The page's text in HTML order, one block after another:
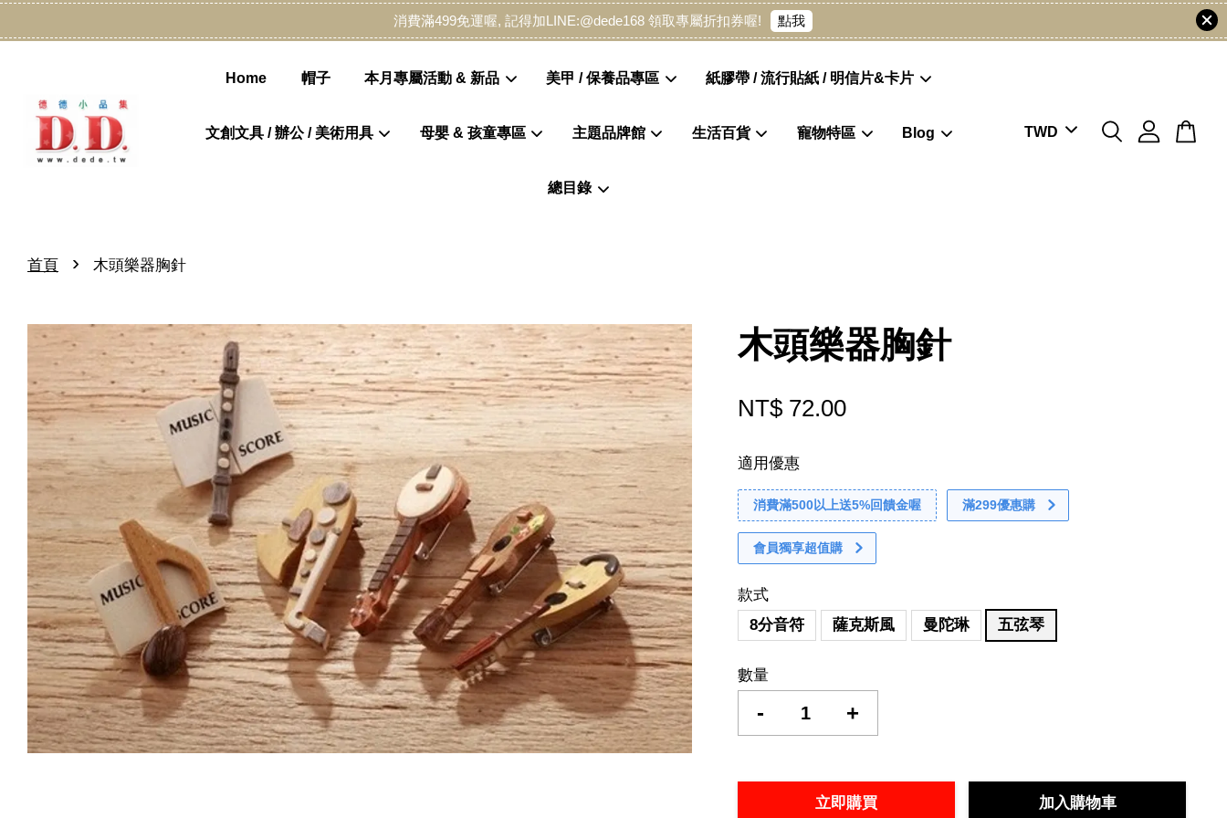
消費滿499免運喔, 記得加LINE:@dede168 領取專屬折扣券喔! 點我
Home 帽子 本月專屬活動 & 新品 美甲 / 保養品專區 紙膠帶 / 流行貼紙 / 明信片&卡片
文創文具 / 辦公 / 美術用具 母嬰 & 孩童專區 主題品牌館 生活百貨 寵物特區 Blog
總目錄
首頁 › 木頭樂器胸針
木頭樂器胸針
NT$ 72.00
適用優惠
消費滿500以上送5%回饋金喔 滿299優惠購
會員獨享超值購
款式
8分音符
薩克斯風 曼陀琳 五弦琴
數量
- +
立即購買 加入購物車